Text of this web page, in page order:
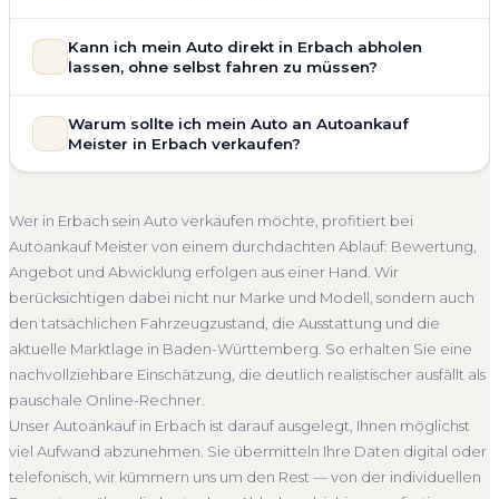
Bewertung ein. Anders als Online-Rechner berücksichtigen
wir den realen Zustand und die aktuelle Nachfrage für eine
Unfallwagen Erbach Motorschaden
Ohne TÜV
Getriebeschaden
Faire Bewertung
vollständig kostenlos und unverbindlich. Wir prüfen Marke,
Modell, Baujahr, Kilometerstand, Ausstattung, Pflegezustand
Schätzung, sondern eine fundierte Einschätzung, die nah am
tatsächlichen Verkaufspreis liegt — speziell für den Markt in
Baden-Württemberg.
Seriöse Einschätzung
Kann ich mein Auto direkt in Erbach abholen
lassen, ohne selbst fahren zu müssen?
umfasst die kostenlose Abholung direkt an Ihrer Adresse —
egal ob zu Hause, am Arbeitsplatz oder an einem Treffpunkt
direkt bei Übergabe, auf Wunsch übernehmen wir auch die
Abmeldung.
Abholung Erbach Nicht fahrbereit
Barzahlung
Abmeldung inklusive
Warum sollte ich mein Auto an Autoankauf
Meister in Erbach verkaufen?
deutschlandweit an — auch in Erbach und ganz Baden-
Württemberg. Sie erhalten eine kostenlose Bewertung, ein
verbindliches Angebot und auf Wunsch den kompletten
Service von der Abholung bis zur Abmeldung. Über 4.800
zufriedene Kunden sprechen für sich.
Seit 2010 4.800+ Ankäufe
Komplettservice
Baden-Württemberg
Wer in Erbach sein Auto verkaufen möchte, profitiert bei
Autoankauf Meister von einem durchdachten Ablauf: Bewertung,
Angebot und Abwicklung erfolgen aus einer Hand. Wir
berücksichtigen dabei nicht nur Marke und Modell, sondern auch
den tatsächlichen Fahrzeugzustand, die Ausstattung und die
aktuelle Marktlage in Baden-Württemberg. So erhalten Sie eine
nachvollziehbare Einschätzung, die deutlich realistischer ausfällt als
pauschale Online-Rechner.
Unser Autoankauf in Erbach ist darauf ausgelegt, Ihnen möglichst
viel Aufwand abzunehmen. Sie übermitteln Ihre Daten digital oder
telefonisch, wir kümmern uns um den Rest — von der individuellen